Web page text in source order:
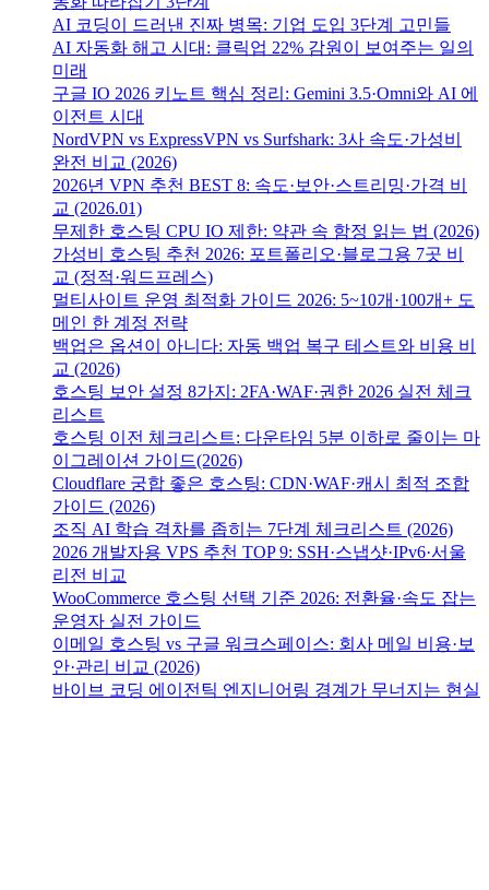
AI 코딩이 드러낸 진짜 병목: 기업 도입 3단계 고민들
AI 자동화 해고 시대: 클릭업 22% 감원이 보여주는 일의
미래
구글 IO 2026 키노트 핵심 정리: Gemini 3.5·Omni와 AI 에
이전트 시대
NordVPN vs ExpressVPN vs Surfshark: 3사 속도·가성비
완전 비교 (2026)
2026년 VPN 추천 BEST 8: 속도·보안·스트리밍·가격 비
교 (2026.01)
무제한 호스팅 CPU IO 제한: 약관 속 함정 읽는 법 (2026)
가성비 호스팅 추천 2026: 포트폴리오·블로그용 7곳 비
교 (정적·워드프레스)
멀티사이트 운영 최적화 가이드 2026: 5~10개·100개+ 도
메인 한 계정 전략
백업은 옵션이 아니다: 자동 백업 복구 테스트와 비용 비
교 (2026)
호스팅 보안 설정 8가지: 2FA·WAF·권한 2026 실전 체크
리스트
호스팅 이전 체크리스트: 다운타임 5분 이하로 줄이는 마
이그레이션 가이드(2026)
Cloudflare 궁합 좋은 호스팅: CDN·WAF·캐시 최적 조합
가이드 (2026)
조직 AI 학습 격차를 좁히는 7단계 체크리스트 (2026)
2026 개발자용 VPS 추천 TOP 9: SSH·스냅샷·IPv6·서울
리전 비교
WooCommerce 호스팅 선택 기준 2026: 전환율·속도 잡는
운영자 실전 가이드
이메일 호스팅 vs 구글 워크스페이스: 회사 메일 비용·보
안·관리 비교 (2026)
바이브 코딩 에이전틱 엔지니어링 경계가 무너지는 현실